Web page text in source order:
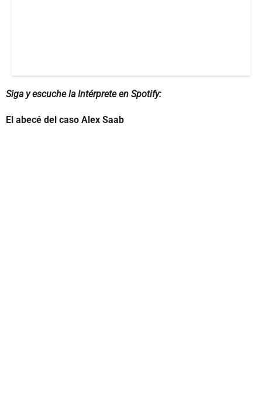
Siga y escuche la Intérprete en Spotify:
El abecé del caso Alex Saab